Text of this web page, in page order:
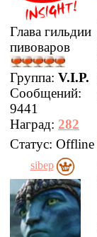
Глава гильдии
пивоваров
Группа: V.I.P.
Сообщений:
9441
Наград: 282
Статус: Offline
sibep